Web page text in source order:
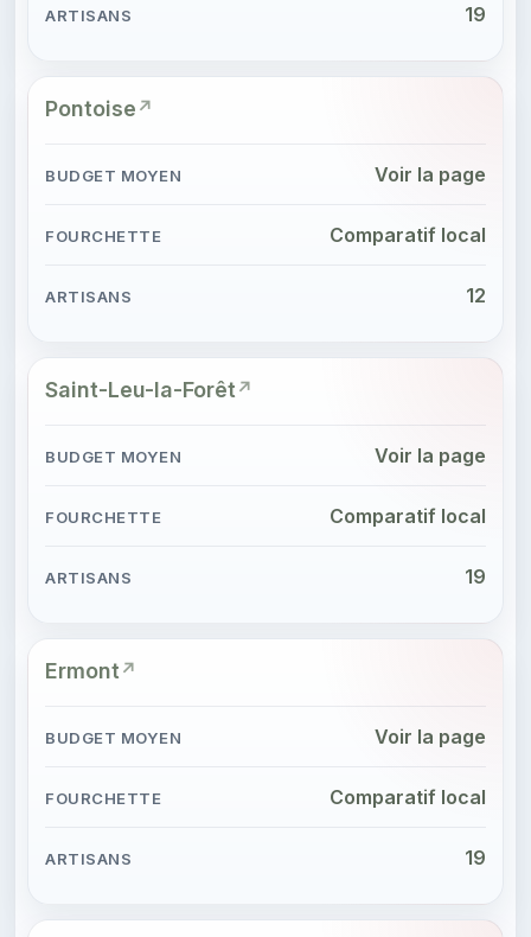
19
Pontoise
Voir la page
Comparatif local
12
Saint-Leu-la-Forêt
Voir la page
Comparatif local
19
Ermont
Voir la page
Comparatif local
19